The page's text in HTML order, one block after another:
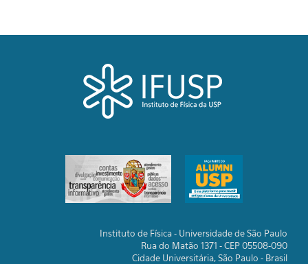
Instituto de Física - Universidade de São Paulo
Rua do Matão 1371 - CEP 05508-090
Cidade Universitária, São Paulo - Brasil